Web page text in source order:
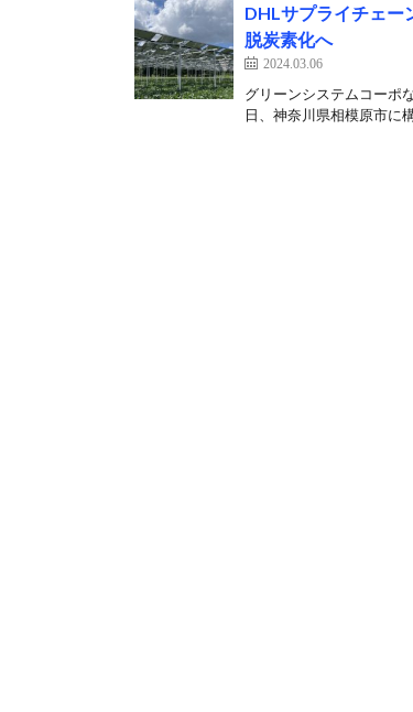
DHLサプライチェー
脱炭素化へ
2024.03.06
グリーンシステムコーポ
日、神奈川県相模原市に